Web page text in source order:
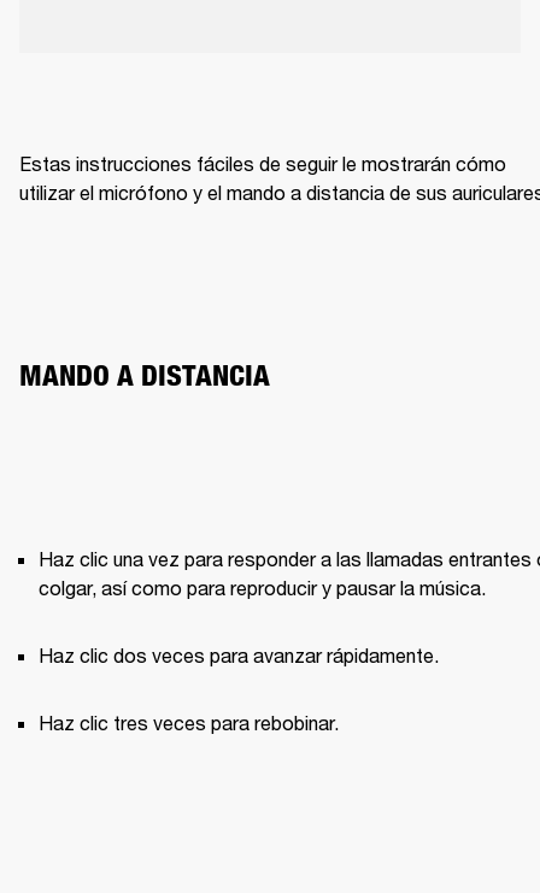
Estas instrucciones fáciles de seguir le mostrarán cómo
utilizar el micrófono y el mando a distancia de sus
MANDO A DISTANCIA
Haz clic una vez para responder a las llamadas entrantes
colgar, así como para reproducir y pausar la música.
Haz clic dos veces para avanzar rápidamente.
Haz clic tres veces para rebobinar.